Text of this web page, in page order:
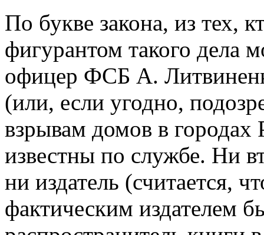
По букве закона, из тех,
фигурантом такого дела
офицер ФСБ А.
(или, если угодно,
взрывам домов в городах
известны по службе. Ни
ни издатель (считается,
фактическим издателем